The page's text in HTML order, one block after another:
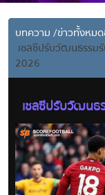
บทความ /ข่าวทั้งหม
เชลซีปรับวัฒนธรรม
2026
เชลซีปรับวัฒน
พรีเมียร์ลีก